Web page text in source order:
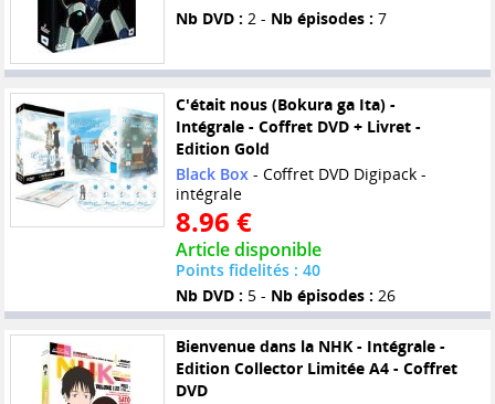
Nb DVD : 2 - Nb épisodes : 7
C'était nous (Bokura ga Ita) -
Intégrale - Coffret DVD + Livret -
Edition Gold
Black Box- Coffret DVD Digipack -
intégrale
8.96 €
Article disponible
Points fidelités : 40
Nb DVD : 5 - Nb épisodes : 26
Bienvenue dans la NHK - Intégrale -
Edition Collector Limitée A4 - Coffret
DVD